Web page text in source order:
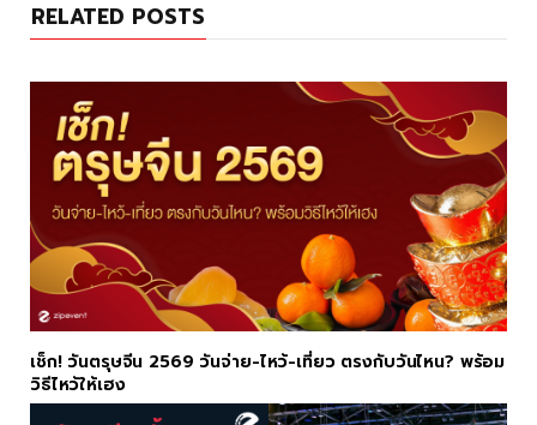
RELATED POSTS
เช็ก! วันตรุษจีน 2569 วันจ่าย-ไหว้-เที่ยว ตรงกับวันไหน? พร้อม
วิธีไหว้ให้เฮง